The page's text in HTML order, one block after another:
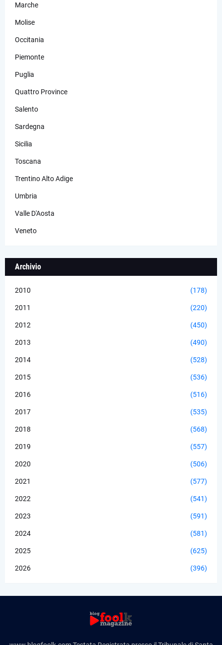
Marche
Molise
Occitania
Piemonte
Puglia
Quattro Province
Salento
Sardegna
Sicilia
Toscana
Trentino Alto Adige
Umbria
Valle D'Aosta
Veneto
Archivio
2010 (178)
2011 (220)
2012 (450)
2013 (490)
2014 (528)
2015 (536)
2016 (516)
2017 (535)
2018 (568)
2019 (557)
2020 (506)
2021 (577)
2022 (541)
2023 (591)
2024 (581)
2025 (625)
2026 (396)